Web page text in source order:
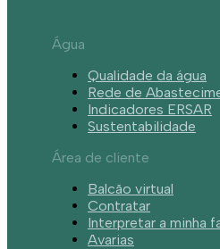
Água
Qualidade da água
Rede de
Indicadores ERSAR
Sustentabilidade
Área de cliente
Balcão virtual
Contratar
Interpretar a minha
Avarias